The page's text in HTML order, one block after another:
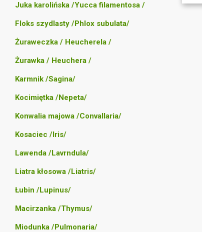
Juka karolińska /Yucca filamentosa /
Floks szydlasty /Phlox subulata/
Żuraweczka / Heucherela /
Żurawka / Heuchera /
Karmnik /Sagina/
Kocimiętka /Nepeta/
Konwalia majowa /Convallaria/
Kosaciec /Iris/
Lawenda /Lavrndula/
Liatra kłosowa /Liatris/
Łubin /Lupinus/
Macirzanka /Thymus/
Miodunka /Pulmonaria/